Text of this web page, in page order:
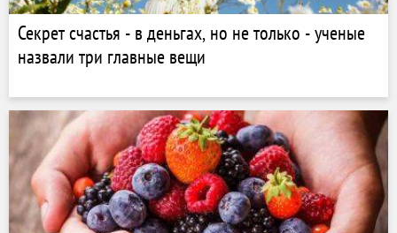
Секрет счастья - в деньгах, но не только - ученые
назвали три главные вещи